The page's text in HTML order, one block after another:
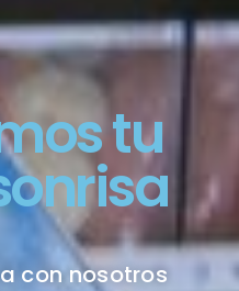
tu
con nosotros